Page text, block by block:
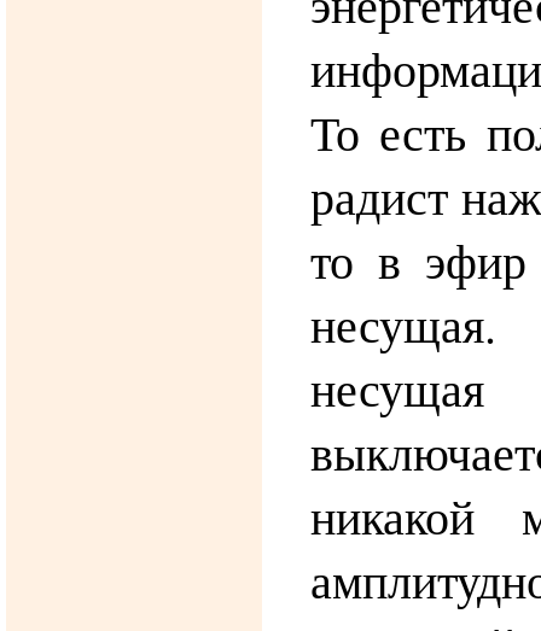
То есть
радист
то в эфир
никакой